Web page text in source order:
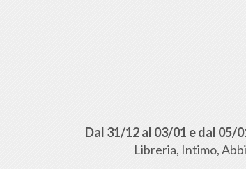
Dal 31/12 al 03/01 e dal 05/
Libreria, Intimo,